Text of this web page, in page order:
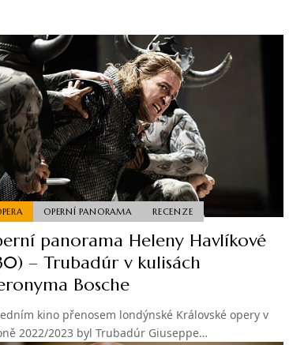
OPERNÍ PANORAMA RECENZE
panorama Heleny Havlíkové
– Trubadúr v kulisách
Bosche
kino přenosem londýnské Královské opery v
2022/2023 byl Trubadúr Giuseppe…